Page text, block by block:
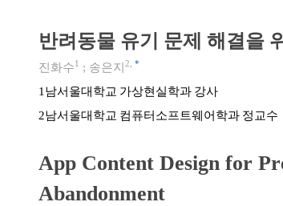
반려동물 유기 문제 해결을
진화수1 ; 송은지 2 *
1 남서울대학교 가상현실학과 강사
2남서울대학교 컴퓨터소프트웨어학과 정교수
App Content Design for
Abandonment